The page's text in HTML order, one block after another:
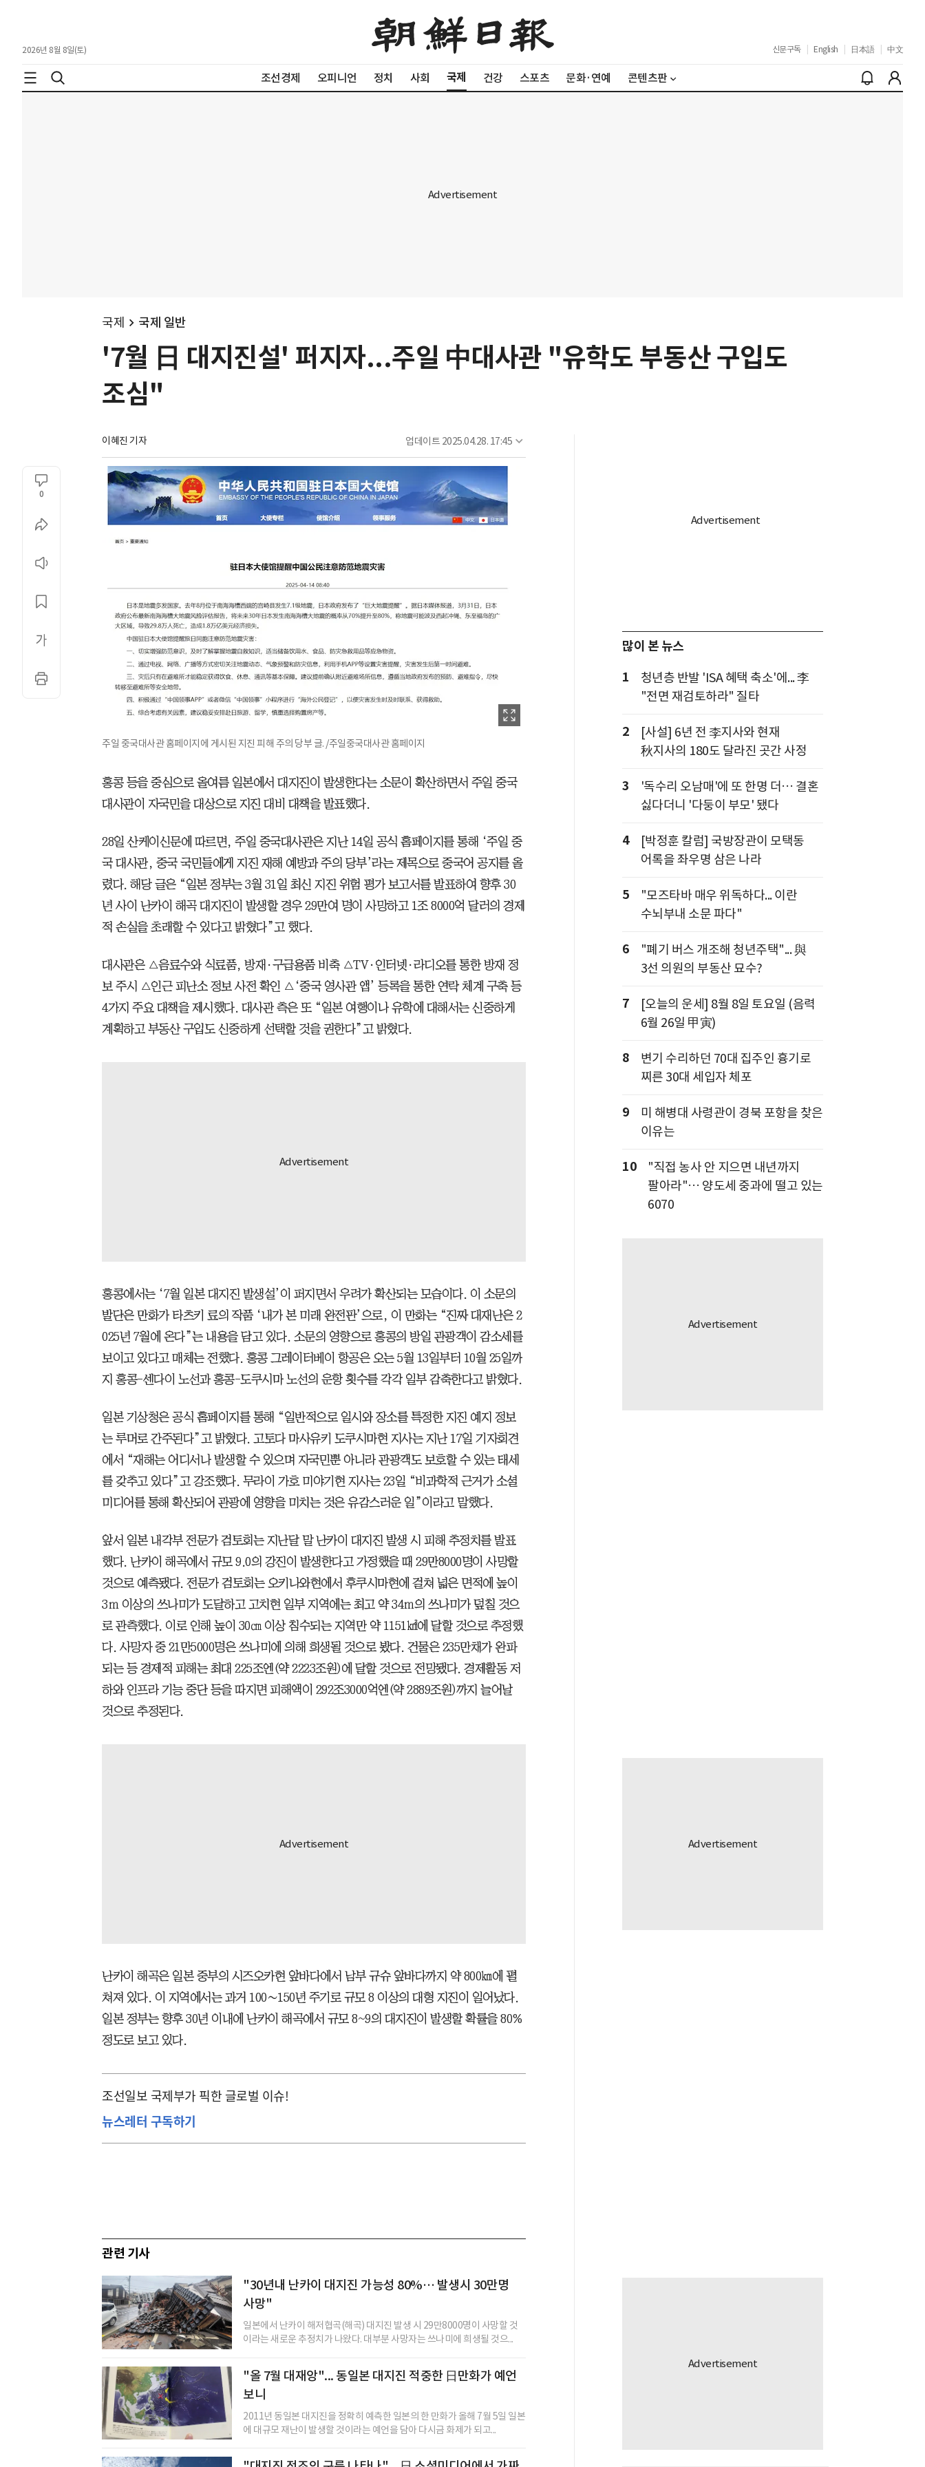
2026년 8월 8일(토) 신문구독 English 日本語 中文
조선경제 오피니언 정치 사회 국제 건강 스포츠 문화·연예 콘텐츠판
국제 국제 일반
'7월 日 대지진설' 퍼지자...주일 中대사관 "유학도 부동산 구입도
조심"
이혜진 기자 업데이트 2025.04.28. 17:45
0
주일 중국대사관 홈페이지에 게시된 지진 피해 주의 당부 글. /주일중국대사관 홈페이지
홍콩 등을 중심으로 올여름 일본에서 대지진이 발생한다는 소문이 확산하면서 주일 중국
대사관이 자국민을 대상으로 지진 대비 대책을 발표했다.
28일 산케이신문에 따르면, 주일 중국대사관은 지난 14일 공식 홈페이지를 통해 ‘주일 중
국 대사관, 중국 국민들에게 지진 재해 예방과 주의 당부’라는 제목으로 중국어 공지를 올
렸다. 해당 글은 “일본 정부는 3월 31일 최신 지진 위험 평가 보고서를 발표하여 향후 30
년 사이 난카이 해곡 대지진이 발생할 경우 29만여 명이 사망하고 1조 8000억 달러의 경제
적 손실을 초래할 수 있다고 밝혔다”고 했다.
대사관은 △음료수와 식료품, 방재·구급용품 비축 △TV·인터넷·라디오를 통한 방재 정
보 주시 △인근 피난소 정보 사전 확인 △‘중국 영사관 앱’ 등록을 통한 연락 체계 구축 등
4가지 주요 대책을 제시했다. 대사관 측은 또 “일본 여행이나 유학에 대해서는 신중하게
계획하고 부동산 구입도 신중하게 선택할 것을 권한다”고 밝혔다.
홍콩에서는 ‘7월 일본 대지진 발생설’이 퍼지면서 우려가 확산되는 모습이다. 이 소문의
발단은 만화가 타츠키 료의 작품 ‘내가 본 미래 완전판’으로, 이 만화는 “진짜 대재난은 2
025년 7월에 온다”는 내용을 담고 있다. 소문의 영향으로 홍콩의 방일 관광객이 감소세를
보이고 있다고 매체는 전했다. 홍콩 그레이터베이 항공은 오는 5월 13일부터 10월 25일까
지 홍콩-센다이 노선과 홍콩-도쿠시마 노선의 운항 횟수를 각각 일부 감축한다고 밝혔다.
일본 기상청은 공식 홈페이지를 통해 “일반적으로 일시와 장소를 특정한 지진 예지 정보
는 루머로 간주된다”고 밝혔다. 고토다 마사유키 도쿠시마현 지사는 지난 17일 기자회견
에서 “재해는 어디서나 발생할 수 있으며 자국민뿐 아니라 관광객도 보호할 수 있는 태세
를 갖추고 있다”고 강조했다. 무라이 가호 미야기현 지사는 23일 “비과학적 근거가 소셜
미디어를 통해 확산되어 관광에 영향을 미치는 것은 유감스러운 일”이라고 말했다.
앞서 일본 내각부 전문가 검토회는 지난달 말 난카이 대지진 발생 시 피해 추정치를 발표
했다. 난카이 해곡에서 규모 9.0의 강진이 발생한다고 가정했을 때 29만8000명이 사망할
것으로 예측됐다. 전문가 검토회는 오키나와현에서 후쿠시마현에 걸쳐 넓은 면적에 높이
3ｍ 이상의 쓰나미가 도달하고 고치현 일부 지역에는 최고 약 34ｍ의 쓰나미가 덮칠 것으
로 관측했다. 이로 인해 높이 30㎝ 이상 침수되는 지역만 약 1151㎢에 달할 것으로 추정했
다. 사망자 중 21만5000명은 쓰나미에 의해 희생될 것으로 봤다. 건물은 235만채가 완파
되는 등 경제적 피해는 최대 225조엔(약 2223조원)에 달할 것으로 전망됐다. 경제활동 저
하와 인프라 기능 중단 등을 따지면 피해액이 292조3000억엔(약 2889조원)까지 늘어날
것으로 추정된다.
난카이 해곡은 일본 중부의 시즈오카현 앞바다에서 남부 규슈 앞바다까지 약 800㎞에 펼
쳐져 있다. 이 지역에서는 과거 100∼150년 주기로 규모 8 이상의 대형 지진이 일어났다.
일본 정부는 향후 30년 이내에 난카이 해곡에서 규모 8~9의 대지진이 발생할 확률을 80%
정도로 보고 있다.
조선일보 국제부가 픽한 글로벌 이슈!
뉴스레터 구독하기
관련 기사
"30년내 난카이 대지진 가능성 80%… 발생시 30만명
사망"
일본에서 난카이 해저협곡(해곡) 대지진 발생 시 29만8000명이 사망할 것
이라는 새로운 추정치가 나왔다. 대부분 사망자는 쓰나미에 희생될 것으...
"올 7월 대재앙"... 동일본 대지진 적중한 日만화가 예언
보니
2011년 동일본 대지진을 정확히 예측한 일본의 한 만화가 올해 7월 5일 일본
에 대규모 재난이 발생할 것이라는 예언을 담아 다시금 화제가 되고...
많이 본 뉴스
1
청년층 반발 'ISA 혜택 축소'에... 李
"전면 재검토하라" 질타
2
[사설] 6년 전 李지사와 현재
秋지사의 180도 달라진 곳간 사정
3
'독수리 오남매'에 또 한명 더… 결혼
싫다더니 '다둥이 부모' 됐다
4
[박정훈 칼럼] 국방장관이 모택동
어록을 좌우명 삼은 나라
5
"모즈타바 매우 위독하다... 이란
수뇌부내 소문 파다"
6
"폐기 버스 개조해 청년주택"... 與
3선 의원의 부동산 묘수?
7
[오늘의 운세] 8월 8일 토요일 (음력
6월 26일 甲寅)
8
변기 수리하던 70대 집주인 흉기로
찌른 30대 세입자 체포
9
미 해병대 사령관이 경북 포항을 찾은
이유는
10
"직접 농사 안 지으면 내년까지
팔아라"… 양도세 중과에 떨고 있는
6070